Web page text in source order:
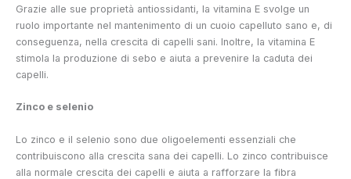
Grazie alle sue proprietà antiossidanti, la vitamina E svolge un
ruolo importante nel mantenimento di un cuoio capelluto sano e, di
conseguenza, nella crescita di capelli sani. Inoltre, la vitamina E
stimola la produzione di sebo e aiuta a prevenire la caduta dei
capelli.
Zinco e selenio
Lo zinco e il selenio sono due oligoelementi essenziali che
contribuiscono alla crescita sana dei capelli. Lo zinco contribuisce
alla normale crescita dei capelli e aiuta a rafforzare la fibra